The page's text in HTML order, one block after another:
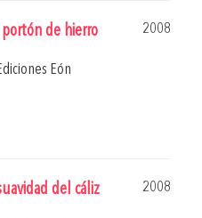
de hierro
2008
Eón
del cáliz
2008